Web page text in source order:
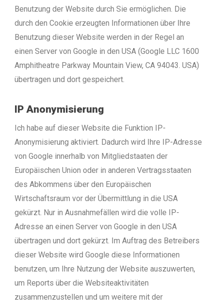
Benutzung der Website durch Sie ermöglichen. Die
durch den Cookie erzeugten Informationen über Ihre
Benutzung dieser Website werden in der Regel an
einen Server von Google in den USA (Google LLC 1600
Amphitheatre Parkway Mountain View, CA 94043. USA)
übertragen und dort gespeichert.
IP Anonymisierung
Ich habe auf dieser Website die Funktion IP-
Anonymisierung aktiviert. Dadurch wird Ihre IP-Adresse
von Google innerhalb von Mitgliedstaaten der
Europäischen Union oder in anderen Vertragsstaaten
des Abkommens über den Europäischen
Wirtschaftsraum vor der Übermittlung in die USA
gekürzt. Nur in Ausnahmefällen wird die volle IP-
Adresse an einen Server von Google in den USA
übertragen und dort gekürzt. Im Auftrag des Betreibers
dieser Website wird Google diese Informationen
benutzen, um Ihre Nutzung der Website auszuwerten,
um Reports über die Websiteaktivitäten
zusammenzustellen und um weitere mit der